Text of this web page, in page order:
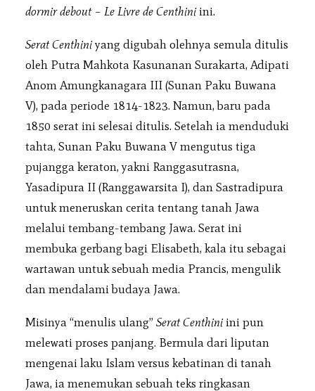
dormir debout – Le Livre de Centhiniini.
Serat Centhiniyang digubah olehnya semula ditulis
oleh Putra Mahkota Kasunanan Surakarta, Adipati
Anom Amungkanagara III (Sunan Paku Buwana
V), pada periode 1814-1823. Namun, baru pada
1850 serat ini selesai ditulis. Setelah ia menduduki
tahta, Sunan Paku Buwana V mengutus tiga
pujangga keraton, yakni Ranggasutrasna,
Yasadipura II (Ranggawarsita I), dan Sastradipura
untuk meneruskan cerita tentang tanah Jawa
melalui tembang-tembang Jawa. Serat ini
membuka gerbang bagi Elisabeth, kala itu sebagai
wartawan untuk sebuah media Prancis, mengulik
dan mendalami budaya Jawa.
Misinya “menulis ulang” Serat Centhiniini pun
melewati proses panjang. Bermula dari liputan
mengenai laku Islam versus kebatinan di tanah
Jawa, ia menemukan sebuah teks ringkasan